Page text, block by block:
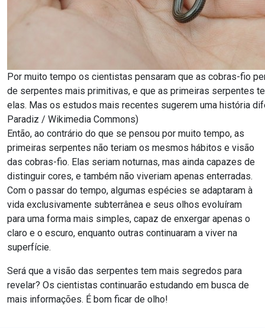
Por muito tempo os cientistas pensaram que as cobras-fio
de serpentes mais primitivas, e que as primeiras serpentes
elas. Mas os estudos mais recentes sugerem uma história
Paradiz / Wikimedia Commons)
Então, ao contrário do que se pensou por muito tempo, as
primeiras serpentes não teriam os mesmos hábitos e visão
das cobras-fio. Elas seriam noturnas, mas ainda capazes de
distinguir cores, e também não viveriam apenas enterradas.
Com o passar do tempo, algumas espécies se adaptaram à
vida exclusivamente subterrânea e seus olhos evoluíram
para uma forma mais simples, capaz de enxergar apenas o
claro e o escuro, enquanto outras continuaram a viver na
superfície.
Será que a visão das serpentes tem mais segredos para
revelar? Os cientistas continuarão estudando em busca de
mais informações. É bom ficar de olho!